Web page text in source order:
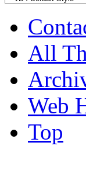
All
Web
Top